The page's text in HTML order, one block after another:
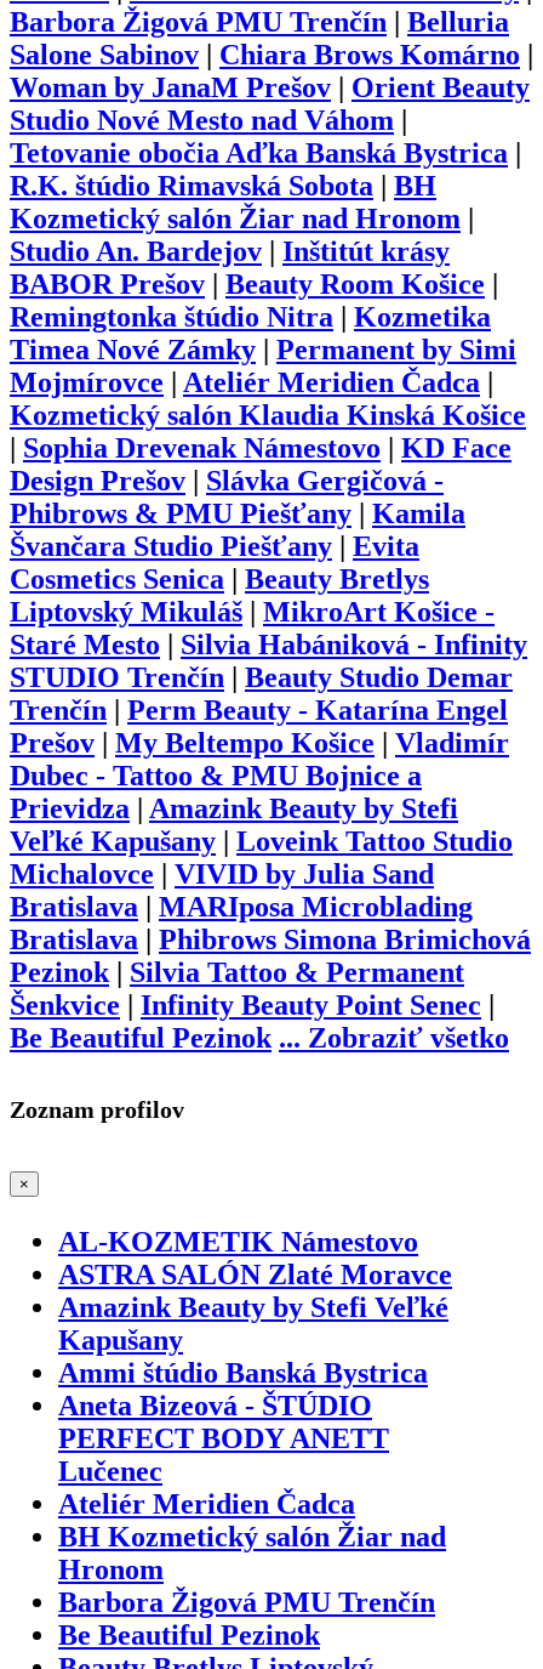
Barbora Žigová PMU Trenčín
Belluria
Salone Sabinov
Chiara Brows Komárno
Woman by JanaM Prešov
Orient Beauty
Studio Nové Mesto nad Váhom
Tetovanie obočia Aďka Banská Bystrica
R.K. štúdio Rimavská Sobota
BH
Kozmetický salón Žiar nad Hronom
Studio An. Bardejov
Inštitút krásy
BABOR Prešov
Beauty Room Košice
Remingtonka štúdio Nitra
Kozmetika
Timea Nové Zámky
Permanent by Simi
Mojmírovce
Ateliér Meridien Čadca
Kozmetický salón Klaudia Kinská Košice
Sophia Drevenak Námestovo
KD Face
Design Prešov
Slávka Gergičová -
Phibrows & PMU Piešťany
Kamila
Švančara Studio Piešťany
Evita
Cosmetics Senica
Beauty Bretlys
Liptovský Mikuláš
MikroArt Košice -
Staré Mesto
Silvia Habániková - Infinity
STUDIO Trenčín
Beauty Studio Demar
Trenčín
Perm Beauty - Katarína Engel
Prešov
My Beltempo Košice
Vladimír
Dubec - Tattoo & PMU Bojnice a
Prievidza
Amazink Beauty by Stefi
Veľké Kapušany
Loveink Tattoo Studio
Michalovce
VIVID by Julia Sand
Bratislava
MARIposa Microblading
Bratislava
Phibrows Simona Brimichová
Pezinok| Silvia Tattoo & Permanent
Šenkvice
Infinity Beauty Point Senec
Be Beautiful Pezinok ... Zobraziť všetko
Zoznam profilov
×
AL-KOZMETIK Námestovo
ASTRA SALÓN Zlaté Moravce
Amazink Beauty by Stefi Veľké
Kapušany
Ammi štúdio Banská Bystrica
Aneta Bizeová - ŠTÚDIO
PERFECT BODY ANETT
Lučenec
Ateliér Meridien Čadca
BH Kozmetický salón Žiar nad
Hronom
Barbora Žigová PMU Trenčín
Be Beautiful Pezinok